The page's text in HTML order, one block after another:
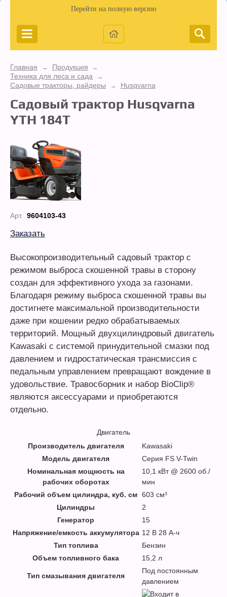
Перейти на полную версию
Главная → Продукция →
Техника для леса и сада →
Садовые тракторы, райдеры → Husqvarna
Садовый трактор Husqvarna
YTH 184T
Арт. 9604103-43
Заказать
Высокопроизводительный садовый трактор с
режимом выброса скошенной травы в сторону
создан для эффективного ухода за газонами.
Благодаря режиму выброса скошенной травы вы
достигнете максимальной производительности
даже при кошении редко обрабатываемых
территорий. Мощный двухцилиндровый двигатель
Kawasaki с системой принудительной смазки под
давлением и гидростатическая трансмиссия с
педальным управлением превращают вождение в
удовольствие. Травосборник и набор BioClip®
являются аксессуарами и приобретаются
отдельно.
Двигатель
Производитель двигателя
Kawasaki
Модель двигателя
Серия FS V-Twin
Номинальная мощность на
рабочих оборотах
10,1 кВт @ 2600 об./
мин
Рабочий объем цилиндра, куб. см 603 см³
Цилиндры
2
Генератор
15
Напряжение/емкость аккумулятора 12 В 28 А-ч
Тип топлива
Бензин
Объем топливного бака
15,2 л
Тип смазывания двигателя
Под постоянным
давлением